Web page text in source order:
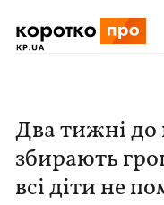
Два тижні до
збирають
всі діти не